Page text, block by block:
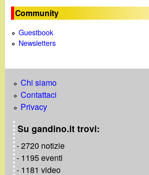
Community
Guestbook
Newsletters
Chi siamo
Contattaci
Privacy
Su gandino.it trovi:
- 2720 notizie
- 1195 eventi
- 1181 video